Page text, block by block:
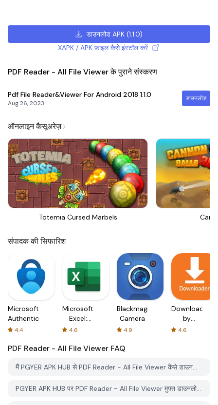
डाउनलोड APK (1.1.0)
XAPK / APK फ़ाइल कैसे इंस्टॉल करें
PDF Reader - All File Viewer के पुराने संस्करण
Pdf File Reader&Viewer For Android 2018 1.1.0
Aug 26, 2023
डाउनलोड
ऑनलाइन कैसूअरेज़
Totemia Cursed Marbels
संपादक की सिफारिश
Microsoft
Authenticator
4.4
Microsoft
Excel:
Spreadsheets
4.6
Blackmagic
Camera
4.9
Downloader
by
AFTVnews
4.6
PDF Reader - All File Viewer FAQ
मैं PGYER APK HUB से PDF Reader - All File Viewer कैसे डाउनलोड करूं?
PGYER APK HUB पर PDF Reader - All File Viewer मुफ्त डाउनलोड करने के लिए है?